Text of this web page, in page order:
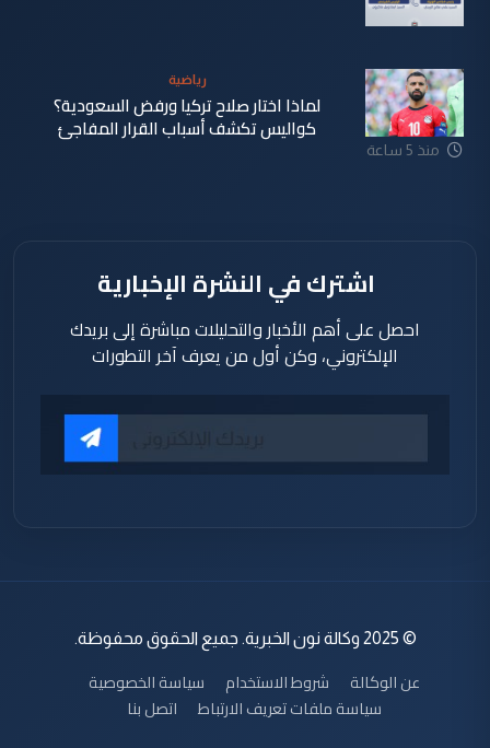
منذ 5 ساعة
رياضية
لماذا اختار صلاح تركيا ورفض السعودية؟
كواليس تكشف أسباب القرار المفاجئ
اشترك في النشرة الإخبارية
احصل على أهم الأخبار والتحليلات مباشرة إلى بريدك
الإلكتروني، وكن أول من يعرف آخر التطورات
© 2025 وكالة نون الخبرية. جميع الحقوق محفوظة.
عن الوكالة شروط الاستخدام
سياسة الخصوصية
سياسة ملفات تعريف الارتباط
اتصل بنا